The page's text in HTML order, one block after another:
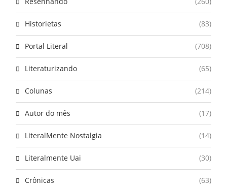
Historietas (83)
Portal Literal (708)
Literaturizando (65)
Colunas (214)
Autor do mês (17)
LiteralMente Nostalgia (14)
Literalmente Uai (30)
Crônicas (63)